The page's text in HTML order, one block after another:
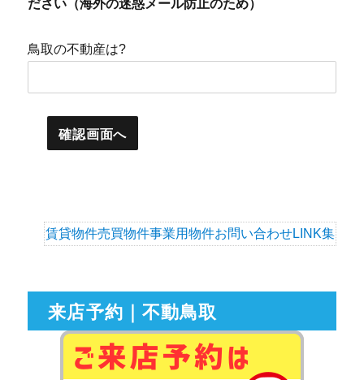
ださい（海外の迷惑メール防止のため）
鳥取の不動産は?
賃貸物件売買物件事業用物件お問い合わせLINK集
来店予約｜不動鳥取